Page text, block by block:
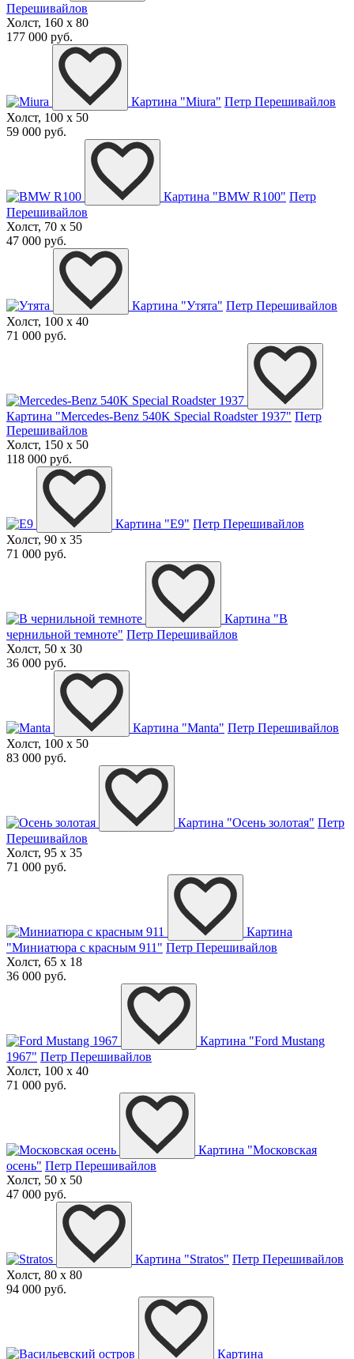
Перешивайлов
Холст, 160 x 80
177 000 руб.
Картина "Miura" Петр Перешивайлов
Холст, 100 x 50
59 000 руб.
Картина "BMW R100" Петр
Перешивайлов
Холст, 70 x 50
47 000 руб.
Картина "Утята" Петр Перешивайлов
Холст, 100 x 40
71 000 руб.
Картина "Mercedes-Benz 540K Special Roadster 1937" Петр
Перешивайлов
Холст, 150 x 50
118 000 руб.
Картина "E9" Петр Перешивайлов
Холст, 90 x 35
71 000 руб.
Картина "В
чернильной темноте" Петр Перешивайлов
Холст, 50 x 30
36 000 руб.
Картина "Manta" Петр Перешивайлов
Холст, 100 x 50
83 000 руб.
Картина "Осень золотая" Петр
Перешивайлов
Холст, 95 x 35
71 000 руб.
Картина
"Миниатюра с красным 911" Петр Перешивайлов
Холст, 65 x 18
36 000 руб.
Картина "Ford Mustang
1967" Петр Перешивайлов
Холст, 100 x 40
71 000 руб.
Картина "Московская
осень" Петр Перешивайлов
Холст, 50 x 50
47 000 руб.
Картина "Stratos" Петр Перешивайлов
Холст, 80 x 80
94 000 руб.
Картина